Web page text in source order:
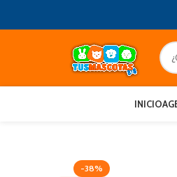
INICIO
-38%